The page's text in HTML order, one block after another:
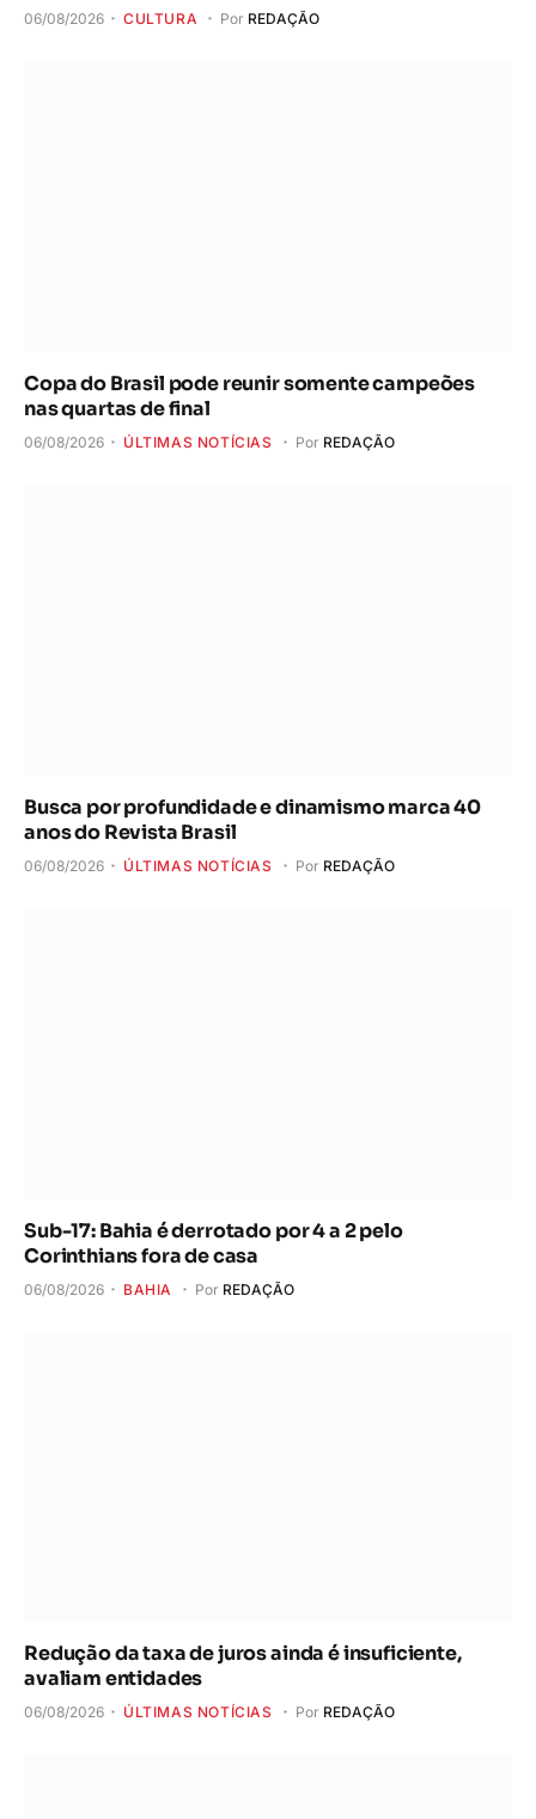
06/08/2026 CULTURA Por REDAÇÃO
Copa do Brasil pode reunir somente campeões
nas quartas de final
06/08/2026 ÚLTIMAS NOTÍCIAS Por REDAÇÃO
Busca por profundidade e dinamismo marca 40
anos do Revista Brasil
06/08/2026 ÚLTIMAS NOTÍCIAS Por REDAÇÃO
Sub-17: Bahia é derrotado por 4 a 2 pelo
Corinthians fora de casa
06/08/2026 BAHIA Por REDAÇÃO
Redução da taxa de juros ainda é insuficiente,
avaliam entidades
06/08/2026 ÚLTIMAS NOTÍCIAS Por REDAÇÃO